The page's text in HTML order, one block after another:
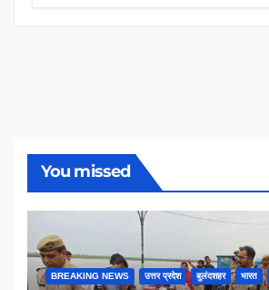
You missed
BREAKING NEWS उत्तर प्रदेश बुलंदशहर भारत